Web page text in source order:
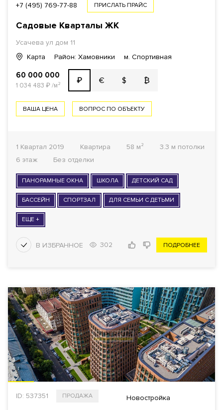
+7 (495) 769-77-88 ПРИСЛАТЬ ПРАЙС
Садовые Кварталы ЖК
Усачева ул дом 11
Карта
Район: Хамовники м. Спортивная
60 000 000
1 034 483 ₽/м² ₽ € $ ₿
ВАША ЦЕНА ВОПРОС ПО ОБЪЕКТУ
1 Квартал 2019 Квартира 58 м²
3.3 м потолки
6 этаж
Без отделки
ПАНОРАМНЫЕ ОКНА ШКОЛА ДЕТСКИЙ САД
БАССЕЙН СПОРТЗАЛ ДЛЯ СЕМЬИ С ДЕТЬМИ
ЕЩЕ +
302 ПОДРОБНЕЕ
ID: 537351 ПРОДАЖА Новостройка